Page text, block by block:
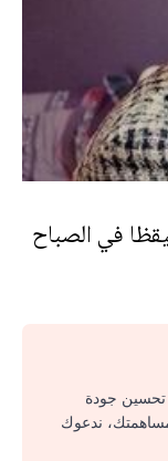
تحسين جودة
مساهمتك، ندعوك